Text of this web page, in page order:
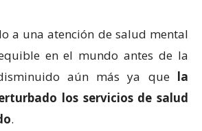
a una atención de salud mental
en el mundo antes de la
aún más ya que la
los servicios de salud
.